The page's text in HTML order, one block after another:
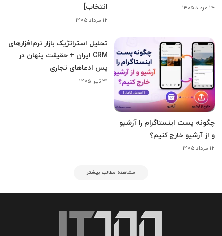
۱۴ مرداد ۱۴۰۵
انتخاب]
۱۲ مرداد ۱۴۰۵
چگونه پست اینستاگرام را آرشیو
و از آرشیو خارج کنیم؟
۱۲ مرداد ۱۴۰۵
تحلیل استراتژیک بازار نرم‌افزارهای
CRM ایران + حقیقت پنهان در
پس ادعاهای تجاری
۳۱ تیر ۱۴۰۵
مشاهده مطالب بیشتر